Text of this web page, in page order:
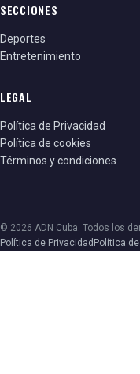
SECCIONES
Deportes
Entretenimiento
LEGAL
Política de Privacidad
Política de cookies
Términos y condiciones
© 2026 ADN Cuba. Todos los
Política de Privacidad Política